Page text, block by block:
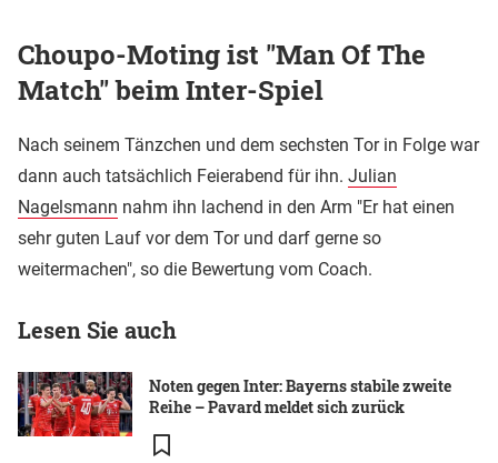
Choupo-Moting ist "Man Of The
Match" beim Inter-Spiel
Nach seinem Tänzchen und dem sechsten Tor in Folge war
dann auch tatsächlich Feierabend für ihn. Julian
Nagelsmann nahm ihn lachend in den Arm "Er hat einen
sehr guten Lauf vor dem Tor und darf gerne so
weitermachen", so die Bewertung vom Coach.
Lesen Sie auch
Noten gegen Inter: Bayerns stabile zweite
Reihe – Pavard meldet sich zurück